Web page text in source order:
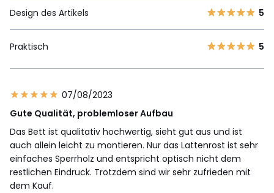
Design des Artikels 5
Praktisch 5
07/08/2023
Gute Qualität, problemloser Aufbau
Das Bett ist qualitativ hochwertig, sieht gut aus und ist
auch allein leicht zu montieren. Nur das Lattenrost ist sehr
einfaches Sperrholz und entspricht optisch nicht dem
restlichen Eindruck. Trotzdem sind wir sehr zufrieden mit
dem Kauf.